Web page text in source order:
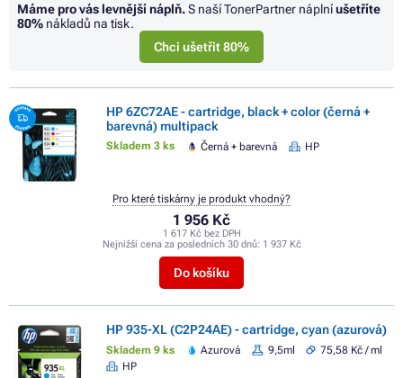
Máme pro vás levnější náplň.S naší TonerPartner náplníušetříte
80% nákladů na tisk.
Chci ušetřit 80%
HP 6ZC72AE - cartridge, black + color (černá +
barevná) multipack
Skladem 3 ks Černá + barevná HP
1 956 Kč
1 617 Kč bez DPH
Nejnižší cena za posledních 30 dnů: 1 937 Kč
Do košíku
Pro které tiskárny je produkt vhodný?
HP 935-XL (C2P24AE) - cartridge, cyan (azurová)
Skladem 9 ks Azurová 9,5ml
75,58 Kč / ml
HP